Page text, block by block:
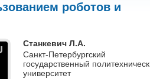
роботов и
Станкевич Л.А.
Санкт-Петербургский
государственный
университет